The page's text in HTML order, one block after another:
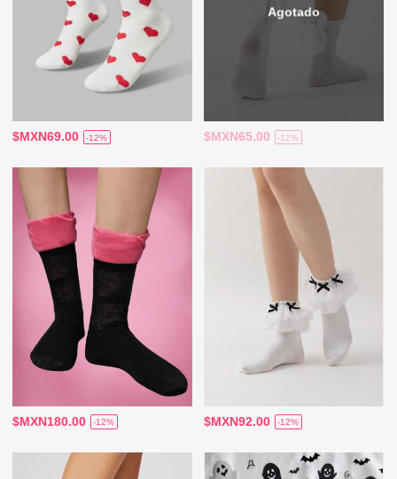
$MXN69.00 -12%
Agotado
$MXN65.00 -12%
$MXN180.00 -12% $MXN92.00 -12%